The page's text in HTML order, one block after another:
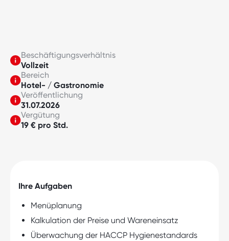
Beschäftigungsverhältnis
Vollzeit
Bereich
Hotel- / Gastronomie
Veröffentlichung
31.07.2026
Vergütung
19 € pro Std.
Ihre Aufgaben
Menüplanung
Kalkulation der Preise und Wareneinsatz
Überwachung der HACCP Hygienestandards